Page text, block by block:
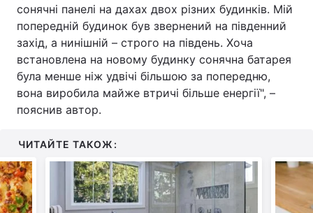
сонячні панелі на дахах двох різних будинків. Мій
попередній будинок був звернений на південний
захід, а нинішній – строго на південь. Хоча
встановлена на новому будинку сонячна батарея
була менше ніж удвічі більшою за попередню,
вона виробила майже втричі більше енергії", –
пояснив автор.
ЧИТАЙТЕ ТАКОЖ: